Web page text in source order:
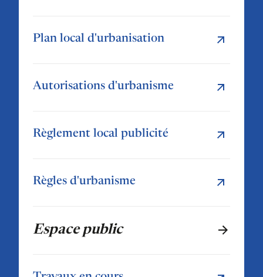
Plan local d'urbanisation
Autorisations d'urbanisme
Règlement local publicité
Règles d'urbanisme
Espace public